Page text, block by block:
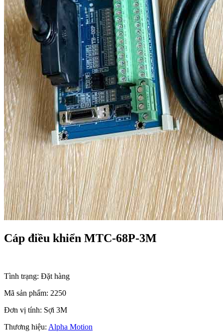
Cáp điều khiển MTC-68P-3M
Tình trạng: Đặt hàng
Mã sản phẩm: 2250
Đơn vị tính: Sợi 3M
Thương hiệu: Alpha Motion